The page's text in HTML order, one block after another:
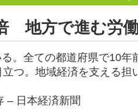
地方で進む労
。全ての都道府県で10
つ。地域経済を支える
– 日本経済新聞